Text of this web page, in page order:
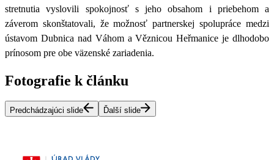
stretnutia vyslovili spokojnosť s jeho obsahom i priebehom a
záverom skonštatovali, že možnosť partnerskej spolupráce medzi
ústavom Dubnica nad Váhom a Věznicou Heřmanice je dlhodobo
prínosom pre obe väzenské zariadenia.
Fotografie k článku
Predchádzajúci slide Ďalší slide